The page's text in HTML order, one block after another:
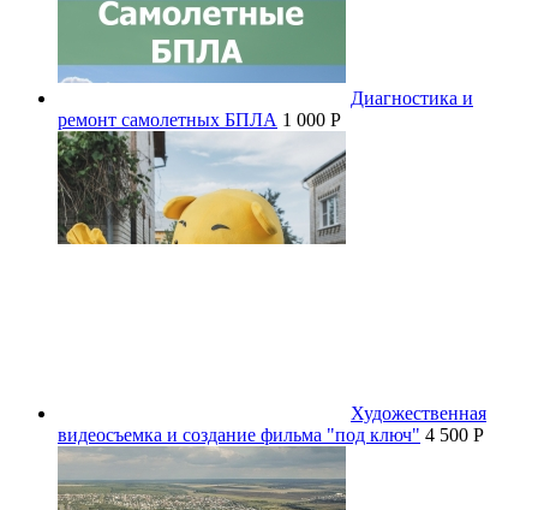
Диагностика и
ремонт самолетных БПЛА 1 000 P
Художественная
видеосъемка и создание фильма "под ключ" 4 500 P